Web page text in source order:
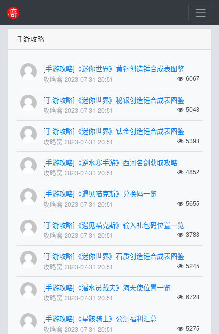
手游攻略
[手游攻略] 《迷你世界》黄铜创造锤合成表图鉴
攻略窝 2023-07-31 20:51 6067
[手游攻略] 《迷你世界》秘银创造锤合成表图鉴
攻略窝 2023-07-31 20:51 5048
[手游攻略] 《迷你世界》钛金创造锤合成表图鉴
攻略窝 2023-07-31 20:51 5393
[手游攻略] 《逆水寒手游》西河名剑获取攻略
攻略窝 2023-07-31 20:51 4852
[手游攻略] 《遇见喵克斯》兑换码一览
攻略窝 2023-07-31 20:51 5655
[手游攻略] 《遇见喵克斯》输入礼包码位置一览
攻略窝 2023-07-31 20:51 3783
[手游攻略] 《迷你世界》石质创造锤合成表图鉴
攻略窝 2023-07-31 20:51 5245
[手游攻略] 《潜水员戴夫》海天使位置一览
攻略窝 2023-07-31 20:51 6728
[手游攻略] 《星骸骑士》公测福利汇总
攻略窝 2023-07-31 20:51 5275